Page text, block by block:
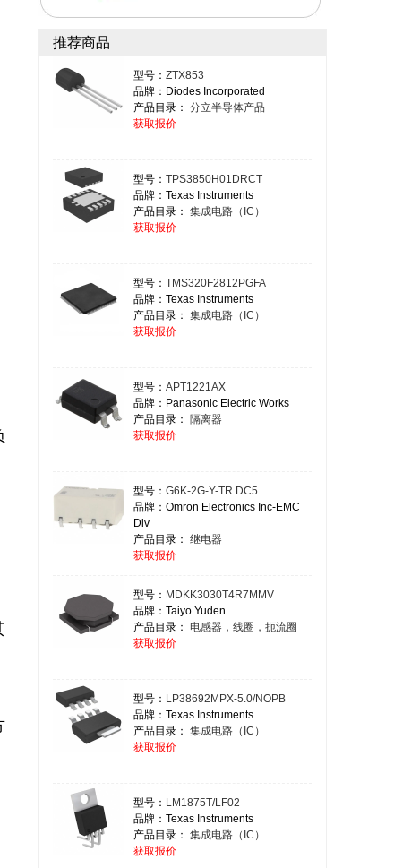
推荐商品
型号： ZTX853
品牌：Diodes Incorporated
产品目录： 分立半导体产品
获取报价
型号： TPS3850H01DRCT
品牌：Texas Instruments
产品目录： 集成电路（IC）
获取报价
型号： TMS320F2812PGFA
品牌：Texas Instruments
产品目录： 集成电路（IC）
获取报价
型号： APT1221AX
品牌：Panasonic Electric Works
产品目录： 隔离器
获取报价
型号： G6K-2G-Y-TR DC5
品牌：Omron Electronics Inc-EMC
Div
产品目录： 继电器
获取报价
型号： MDKK3030T4R7MMV
品牌：Taiyo Yuden
产品目录： 电感器，线圈，扼流圈
获取报价
型号： LP38692MPX-5.0/NOPB
品牌：Texas Instruments
产品目录： 集成电路（IC）
获取报价
型号： LM1875T/LF02
品牌：Texas Instruments
产品目录： 集成电路（IC）
获取报价